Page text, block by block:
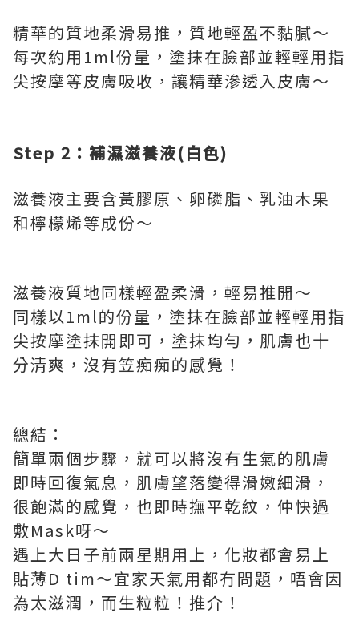
精華的質地柔滑易推，質地輕盈不黏膩～
每次約用1ml份量，塗抹在臉部並輕輕用指
尖按摩等皮膚吸收，讓精華滲透入皮膚～
Step 2 ：補濕滋養液(白色)
滋養液主要含黃膠原、卵磷脂、乳油木果
和檸檬烯等成份～
滋養液質地同樣輕盈柔滑，輕易推開～
同樣以1ml的份量，塗抹在臉部並輕輕用指
尖按摩塗抹開即可，塗抹均勻，肌膚也十
分清爽，沒有笠痴痴的感覺！
總結：
簡單兩個步驟，就可以將沒有生氣的肌膚
即時回復氣息，肌膚望落變得滑嫩細滑，
很飽滿的感覺，也即時撫平乾紋，仲快過
敷Mask呀～
遇上大日子前兩星期用上，化妝都會易上
貼薄D tim～宜家天氣用都冇問題，唔會因
為太滋潤，而生粒粒！推介！